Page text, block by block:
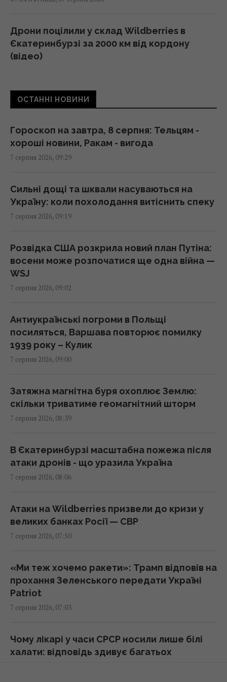
Дрони поцілили у склад Wildberries в
Єкатеринбурзі за 2000 км від кордону
(відео)
"Люта нічка 2": вийшов трейлер сиквелу
Гарбором (відео)
09:11 п'ятниця, 07 серпня 2026
що з ними робити після збору врожаю
09:00 п'ятниця, 07 серпня 2026
показує календар риболова на місяць
09:00 п'ятниця, 07 серпня 2026
Що можна забрати з готельного номера, а
експертів
08:59 п'ятниця, 07 серпня 2026
Негода накриє пів України: синоптики
08:55 п'ятниця, 07 серпня 2026
Трамп підписав укази про обмеження
США
08:49 п'ятниця, 07 серпня 2026
Сіті": головні прем'єри в кінотеатрах цього
тижня
08:47 п'ятниця, 07 серпня 2026
Як рицинова олія впливає на волосся:
дослідження пояснюють користь цього
народного засобу
08:41 п'ятниця, 07 серпня 2026
Інцидент у Лейпцигу: у Німеччині
заперечили, що український літак
ОСТАННІ НОВИНИ
Гороскоп на завтра, 8 серпня: Тельцям -
хороші новини, Ракам - вигода
7 серпня 2026, 09:29
Сильні дощі та шквали насуваються на
Україну: коли похолодання витіснить спеку
7 серпня 2026, 09:19
Розвідка США розкрила новий план Путіна:
восени може розпочатися ще одна війна —
WSJ
7 серпня 2026, 09:02
Антиукраїнські погроми в Польщі
посиляться, Варшава повторює помилку
1939 року – Кулик
7 серпня 2026, 09:00
Затяжна магнітна буря охоплює Землю:
скільки триватиме геомагнітний шторм
7 серпня 2026, 08:39
В Єкатеринбурзі масштабна пожежа після
атаки дронів - що уразила Україна
7 серпня 2026, 08:06
Атаки на Wildberries призвели до кризи у
великих банках Росії — СВР
7 серпня 2026, 07:50
«Ми теж хочемо ракети»: Трамп відповів на
прохання Зеленського передати Україні
Patriot
7 серпня 2026, 07:03
Чому лікарі у часи СРСР носили лише білі
халати: відповідь здивує багатьох